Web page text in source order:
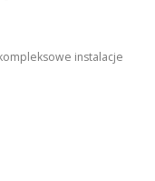
instalacje